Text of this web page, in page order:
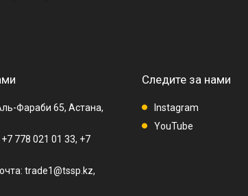
Фараби 65, Астана,
778 021 01 33, +7
trade1@tssp.kz,
Следите за нами
Instagram
YouTube